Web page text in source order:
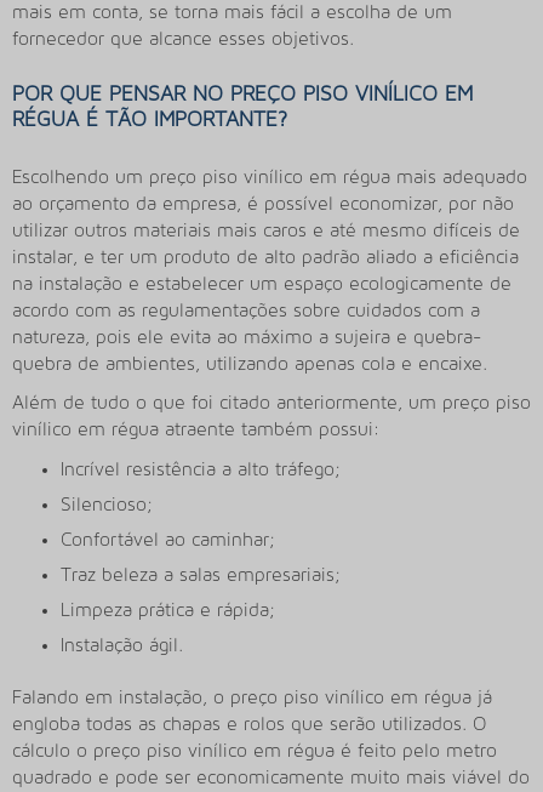
mais em conta, se torna mais fácil a escolha de um
fornecedor que alcance esses objetivos.
POR QUE PENSAR NO PREÇO PISO VINÍLICO EM
RÉGUA É TÃO IMPORTANTE?
Escolhendo um preço piso vinílico em régua mais adequado
ao orçamento da empresa, é possível economizar, por não
utilizar outros materiais mais caros e até mesmo difíceis de
instalar, e ter um produto de alto padrão aliado a eficiência
na instalação e estabelecer um espaço ecologicamente de
acordo com as regulamentações sobre cuidados com a
natureza, pois ele evita ao máximo a sujeira e quebra-
quebra de ambientes, utilizando apenas cola e encaixe.
Além de tudo o que foi citado anteriormente, um preço piso
vinílico em régua atraente também possui:
Incrível resistência a alto tráfego;
Silencioso;
Confortável ao caminhar;
Traz beleza a salas empresariais;
Limpeza prática e rápida;
Instalação ágil.
Falando em instalação, o preço piso vinílico em régua já
engloba todas as chapas e rolos que serão utilizados. O
cálculo o preço piso vinílico em régua é feito pelo metro
quadrado e pode ser economicamente muito mais viável do